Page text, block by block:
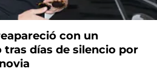
con un
días de silencio por